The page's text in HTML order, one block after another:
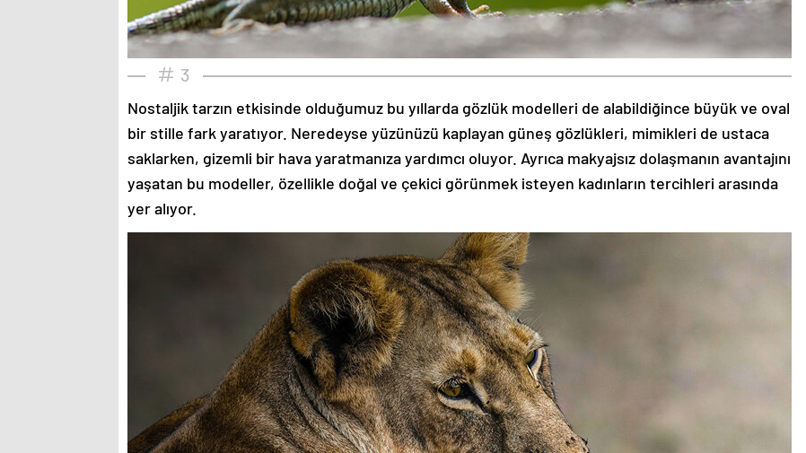
3
Nostaljik tarzın etkisinde olduğumuz bu yıllarda gözlük modelleri de alabildiğince büyük ve oval
bir stille fark yaratıyor. Neredeyse yüzünüzü kaplayan güneş gözlükleri, mimikleri de ustaca
saklarken, gizemli bir hava yaratmanıza yardımcı oluyor. Ayrıca makyajsız dolaşmanın avantajını
yaşatan bu modeller, özellikle doğal ve çekici görünmek isteyen kadınların tercihleri arasında
yer alıyor.